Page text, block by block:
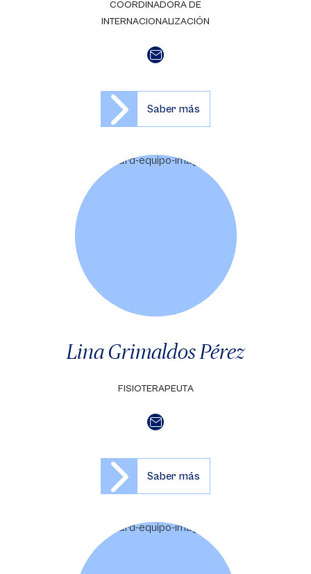
COORDINADORA DE
INTERNACIONALIZACIÓN
Saber más
Lina Grimaldos Pérez
FISIOTERAPEUTA
Saber más